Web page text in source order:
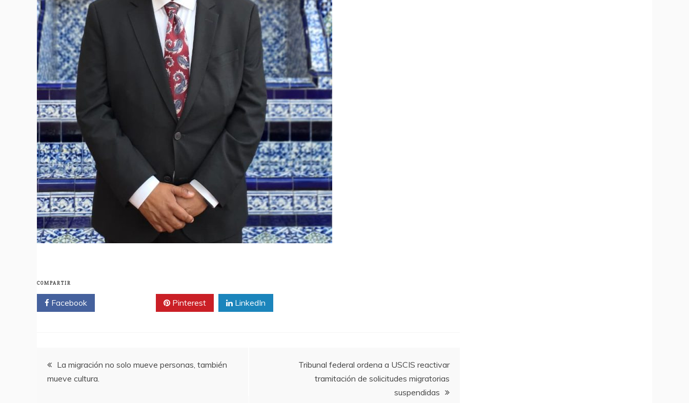
COMPARTIR
Facebook Pinterest LinkedIn
Navegación
de
La migración no solo mueve personas, también
mueve cultura.
Tribunal federal ordena a USCIS reactivar
tramitación de solicitudes migratorias
suspendidas